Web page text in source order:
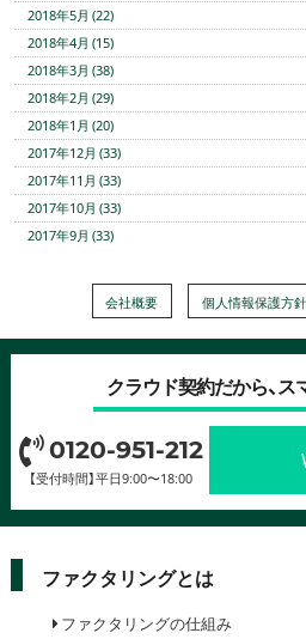
2018年5月 (22)
2018年4月 (15)
2018年3月 (38)
2018年2月 (29)
2018年1月 (20)
2017年12月 (33)
2017年11月 (33)
2017年10月 (33)
2017年9月 (33)
会社概要 個人情報保護方針
クラウド契約だから、ス
0120-951-212
【受付時間】平日9:00〜18:00
ファクタリングとは
ファクタリングの仕組み